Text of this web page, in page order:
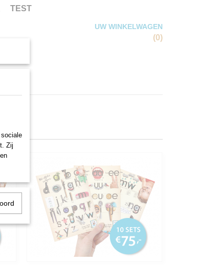
TEST
UW WINKELWAGEN
(0)
Zij